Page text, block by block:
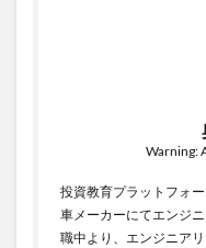
Warning:
投資教育プラットフォ
車メーカーにてエンジ
職中より、エンジニア